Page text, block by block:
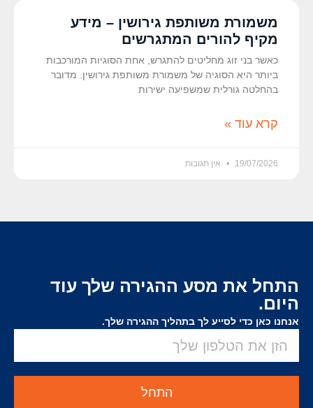
משמורת משותפת גירושין – מידע
מקיף להורים המתגרשים
כאשר בני זוג מחליטים להתגרש, אחת הסוגיות המורכבות
ביותר היא הסוגיה של משמורת משותפת גירושין. מדובר
בהחלטה גורלית שמשפיעה ישירות
קרא עוד »
19/07/2026 אין תגובות
התחל את מסע ההגירה שלך עוד
היום.
אנחנו כאן כדי לסייע לך בתהליך ההגירה שלך.
התחל